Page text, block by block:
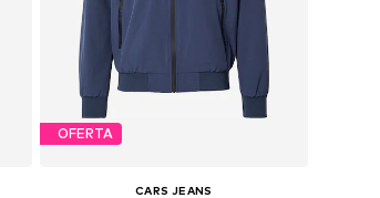
OFERTA
CARS JEANS